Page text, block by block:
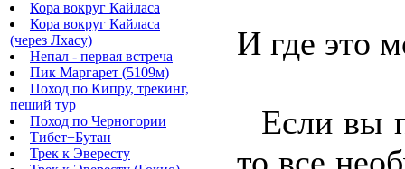
Кора вокруг Кайласа
Кора вокруг Кайласа
(через Лхасу)
Непал - первая встреча
Пик Маргарет (5109м)
Поход по Кипру, трекинг,
пеший тур
Поход по Черногории
Тибет+Бутан
Трек к Эвересту
И где это
Если вы